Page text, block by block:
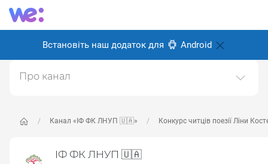
Встановіть наш додаток для Android
Канал «ІФ ФК ЛНУП 🇺🇦» Конкурс читців поезії Ліни
ІФ ФК ЛНУП 🇺🇦
Про канал
Університету Природокористування 🌳
Відповідальні:Victor Alekseev